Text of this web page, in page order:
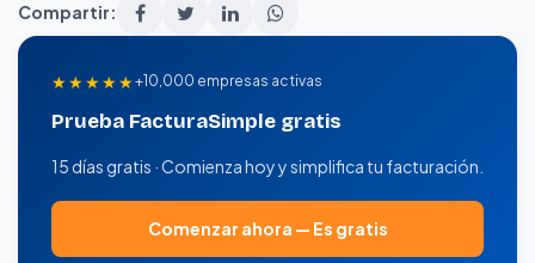
Compartir:
★★★★★+10,000 empresas activas
Prueba FacturaSimple gratis
15 días gratis · Comienza hoy y simplifica tu facturación.
Comenzar ahora — Es gratis